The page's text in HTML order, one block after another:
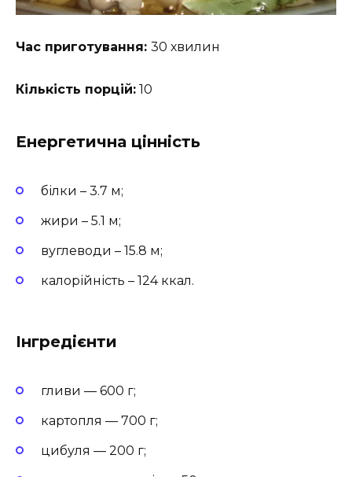
Час приготування: 30 хвилин
Кількість порцій: 10
Енергетична цінність
білки – 3.7 м;
жири – 5.1 м;
вуглеводи – 15.8 м;
калорійність – 124 ккал.
Інгредієнти
гливи — 600 г;
картопля — 700 г;
цибуля — 200 г;